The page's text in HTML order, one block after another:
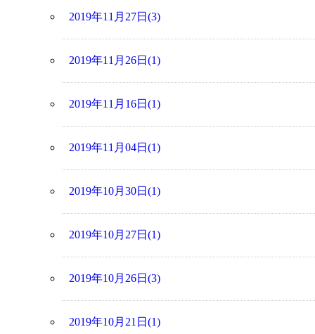
2019年11月27日(3)
2019年11月26日(1)
2019年11月16日(1)
2019年11月04日(1)
2019年10月30日(1)
2019年10月27日(1)
2019年10月26日(3)
2019年10月21日(1)